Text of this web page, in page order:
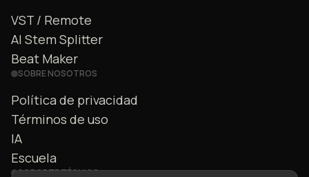
VST / Remote
AI Stem Splitter
Beat Maker
SOBRE NOSOTROS
Política de privacidad
Términos de uso
IA
Escuela
SOPORTE TÉCNICO